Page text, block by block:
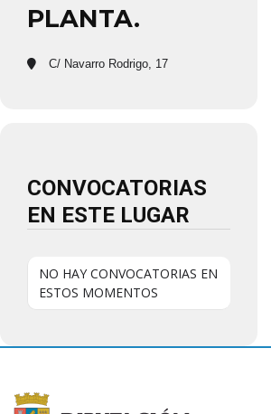
PLANTA.
C/ Navarro Rodrigo, 17
CONVOCATORIAS
EN ESTE LUGAR
NO HAY CONVOCATORIAS EN
ESTOS MOMENTOS